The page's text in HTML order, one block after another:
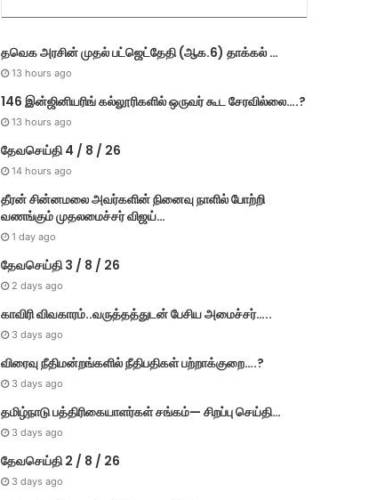
s
தவெக அரசின் முதல் பட்​ஜெட்தேதி (ஆக.6) தாக்​கல் …
13 hours ago
146 இன்ஜினியரிங் கல்லூரிகளில் ஒருவர் கூட சேரவில்லை….?
13 hours ago
தேவசெய்தி 4 / 8 / 26
14 hours ago
தீரன் சின்னமலை அவர்களின் நினைவு நாளில் போற்றி
வணங்கும் முதலமைச்சர் விஜய்…
1 day ago
தேவசெய்தி 3 / 8 / 26
2 days ago
காவிரி விவகாரம்..வருத்தத்துடன் பேசிய அமைச்சர்…..
3 days ago
விரைவு நீதிமன்றங்களில் நீதிபதிகள் பற்றாக்குறை….?
3 days ago
தமிழ்நாடு பத்திரிகையாளர்கள் சங்கம்— சிறப்பு செய்தி…
3 days ago
தேவசெய்தி 2 / 8 / 26
3 days ago